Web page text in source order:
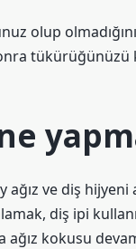
olup
tükürüğünüzü
ve diş hijyeni
diş ipi
kokusu